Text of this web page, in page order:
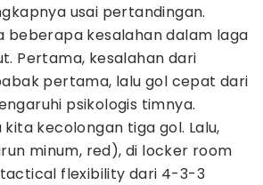
usai pertandingan.
beberapa kesalahan dalam laga
Pertama, kesalahan dari
pertama, lalu gol cepat dari
psikologis timnya.
kita kecolongan tiga gol. Lalu,
minum, red), di locker room
flexibility dari 4-3-3